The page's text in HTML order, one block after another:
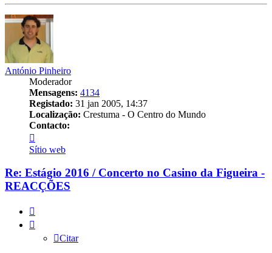
António Pinheiro
Moderador
Mensagens: 4134
Registado: 31 jan 2005, 14:37
Localização: Crestuma - O Centro do Mundo
Contacto:
António
Pinheiro
Sítio web
Re: Estágio 2016 / Concerto no Casino da Figueira -
REACÇÕES
Citar